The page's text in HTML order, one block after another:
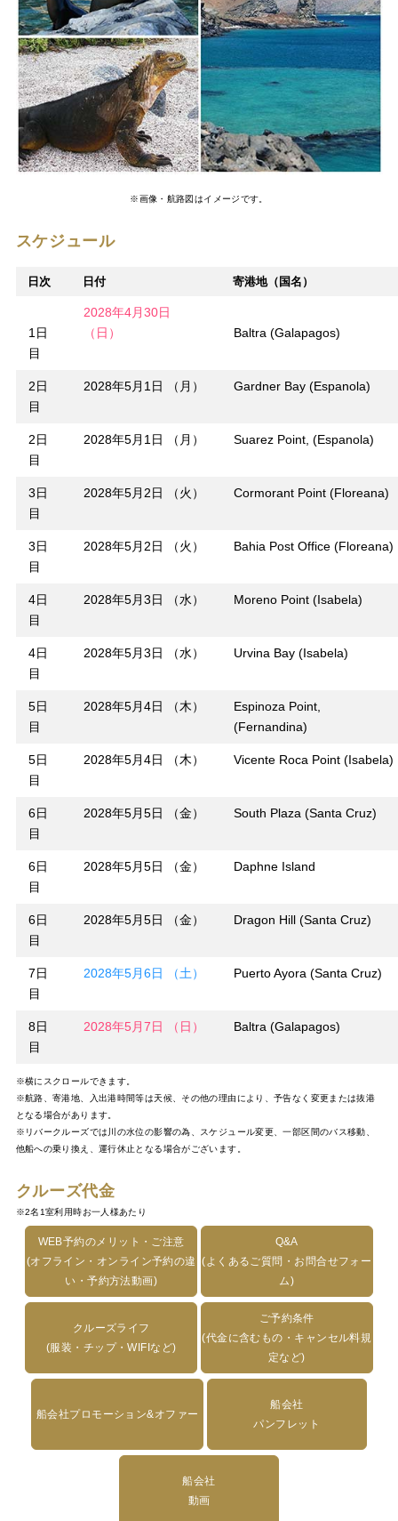
※画像・航路図はイメージです。
スケジュール
日次 日付 寄港地（国名）
1日
目
2028年4月30日
（日）
Baltra (Galapagos)
2日
目
2028年5月1日 （月） Gardner Bay (Espanola)
2日
目
2028年5月1日 （月） Suarez Point, (Espanola)
3日
目
2028年5月2日 （火） Cormorant Point (Floreana)
3日
目
2028年5月2日 （火） Bahia Post Office (Floreana)
4日
目
2028年5月3日 （水） Moreno Point (Isabela)
4日
目
2028年5月3日 （水） Urvina Bay (Isabela)
5日
目
2028年5月4日 （木）
Espinoza Point,
(Fernandina)
5日
目
2028年5月4日 （木） Vicente Roca Point (Isabela)
6日
目
2028年5月5日 （金） South Plaza (Santa Cruz)
6日
目
2028年5月5日 （金） Daphne Island
6日
目
2028年5月5日 （金） Dragon Hill (Santa Cruz)
7日
目
2028年5月6日 （土） Puerto Ayora (Santa Cruz)
8日
目
2028年5月7日 （日） Baltra (Galapagos)
※横にスクロールできます。
※航路、寄港地、入出港時間等は天候、その他の理由により、予告なく変更または抜港
となる場合があります。
※リバークルーズでは川の水位の影響の為、スケジュール変更、一部区間のバス移動、
他船への乗り換え、運行休止となる場合がございます。
クルーズ代金
※2名1室利用時お一人様あたり
WEB予約のメリット・ご注意
(オフライン・オンライン予約の違
い・予約方法動画)
Q&A
(よくあるご質問・お問合せフォー
ム)
クルーズライフ
(服装・チップ・WIFIなど)
ご予約条件
(代金に含むもの・キャンセル料規
定など)
船会社プロモーション&オファー
船会社
パンフレット
船会社
動画